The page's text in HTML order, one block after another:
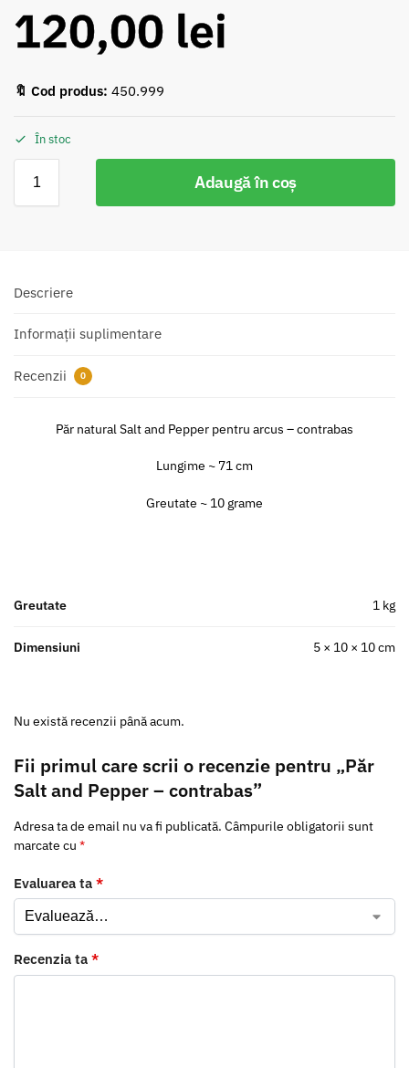
120,00 lei
🔖 Cod produs: 450.999
În stoc
Adaugă în coș
Descriere
Informații suplimentare
Recenzii 0
Păr natural Salt and Pepper pentru arcus – contrabas
Lungime ~ 71 cm
Greutate ~ 10 grame
Greutate 1 kg
Dimensiuni 5 × 10 × 10 cm
Nu există recenzii până acum.
Fii primul care scrii o recenzie pentru „Păr
Salt and Pepper – contrabas”
Adresa ta de email nu va fi publicată. Câmpurile obligatorii sunt
marcate cu *
Evaluarea ta *
Recenzia ta *